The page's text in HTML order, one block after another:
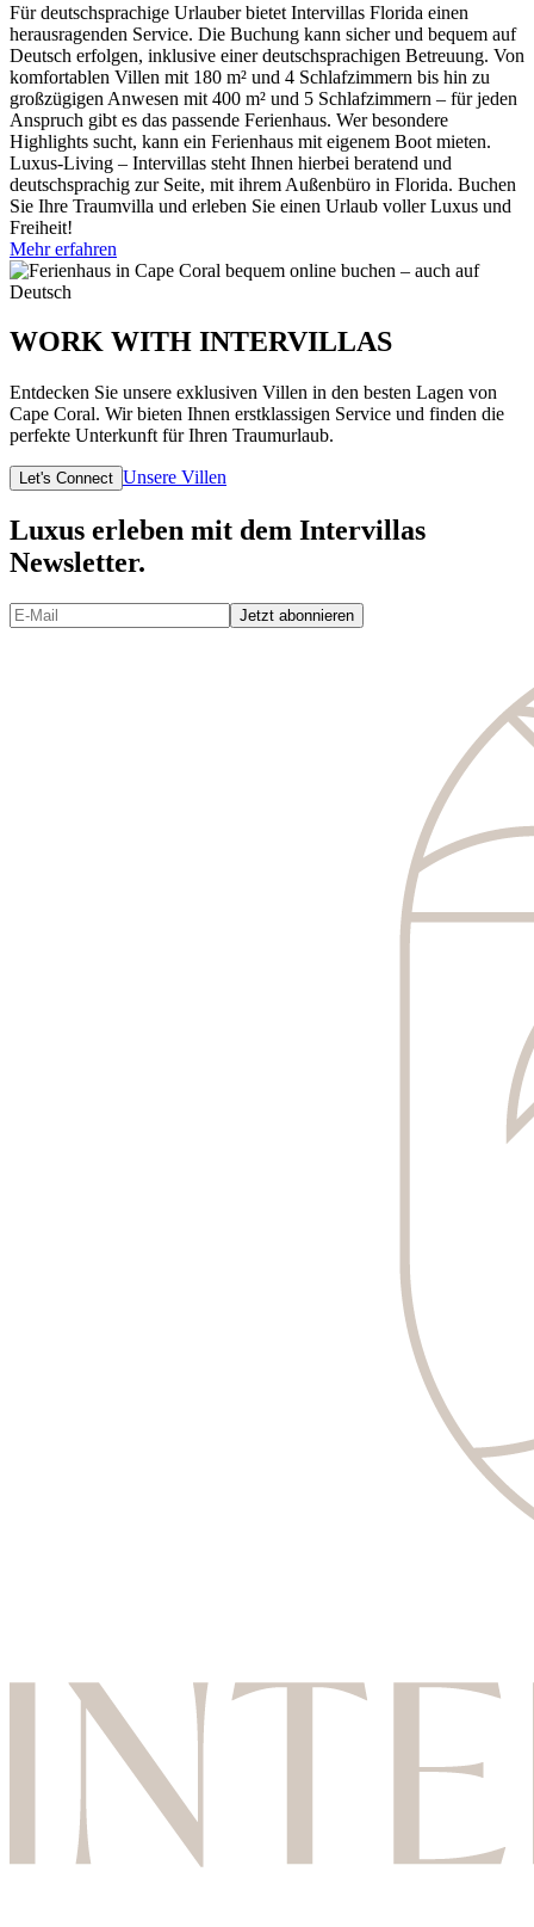
Für deutschsprachige Urlauber bietet Intervillas Florida einen
herausragenden Service. Die Buchung kann sicher und bequem auf
Deutsch erfolgen, inklusive einer deutschsprachigen Betreuung. Von
komfortablen Villen mit 180 m² und 4 Schlafzimmern bis hin zu
großzügigen Anwesen mit 400 m² und 5 Schlafzimmern – für jeden
Anspruch gibt es das passende Ferienhaus. Wer besondere
Highlights sucht, kann ein Ferienhaus mit eigenem Boot mieten.
Luxus-Living – Intervillas steht Ihnen hierbei beratend und
deutschsprachig zur Seite, mit ihrem Außenbüro in Florida. Buchen
Sie Ihre Traumvilla und erleben Sie einen Urlaub voller Luxus und
Freiheit!
Mehr erfahren
WORK WITH INTERVILLAS
Entdecken Sie unsere exklusiven Villen in den besten Lagen von
Cape Coral. Wir bieten Ihnen erstklassigen Service und finden die
perfekte Unterkunft für Ihren Traumurlaub.
Let's Connect Unsere Villen
Luxus erleben mit dem Intervillas
Newsletter.
Jetzt abonnieren